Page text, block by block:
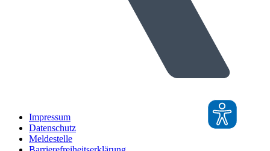
Impressum
Datenschutz
Meldestelle